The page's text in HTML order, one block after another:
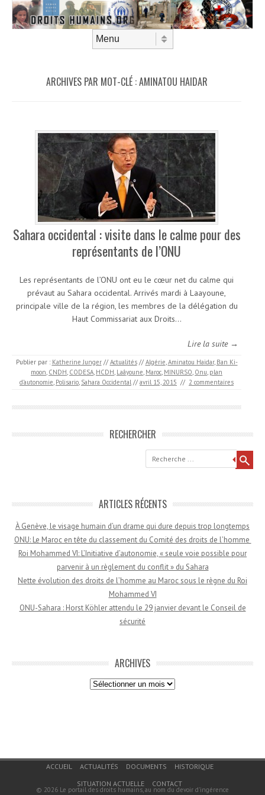
ARCHIVES PAR MOT-CLÉ :AMINATOU HAIDAR
Sahara occidental : visite dans le calme pour des
représentants de l’ONU
Les représentants de l’ONU ont eu le cœur net du calme qui
prévaut au Sahara occidental. Arrivés mardi à Laayoune,
principale ville de la région, les membres de la délégation du
Haut Commissariat aux Droits…
Lire la suite →
Publier par : Katherine Junger // Actualités // Algérie,Aminatou Haidar, Ban Ki-
moon, CNDH, CODESA, HCDH, Laâyoune, Maroc, MINURSO, Onu, plan
d’autonomie, Polisario, Sahara Occidental // avril 15, 2015 // 2 commentaires
RECHERCHER
Recherche
ARTICLES RÉCENTS
À Genève, le visage humain d’un drame qui dure depuis trop longtemps
ONU: Le Maroc en tête du classement du Comité des droits de l’homme
Roi Mohammed VI: L’Initiative d’autonomie, « seule voie possible pour
parvenir à un règlement du conflit » du Sahara
Nette évolution des droits de l’homme au Maroc sous le règne du Roi
Mohammed VI
ONU-Sahara : Horst Köhler attendu le 29 janvier devant le Conseil de
sécurité
ARCHIVES
Archives
Menu du bas de page
ACCUEIL ACTUALITÉS DOCUMENTS
HISTORIQUE
SITUATION ACTUELLE
CONTACT
© 2026 Le portail des droits humains, au nom du devoir d'ingérence